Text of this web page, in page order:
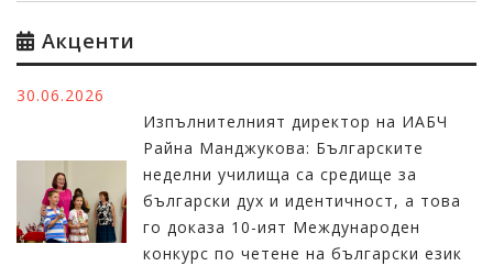
Акценти
30.06.2026
Изпълнителният директор на ИАБЧ
Райна Манджукова: Българските
неделни училища са средище за
български дух и идентичност, а това
го доказа 10-ият Международен
конкурс по четене на български език